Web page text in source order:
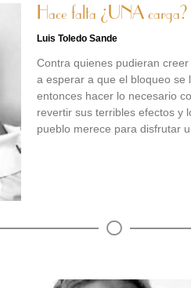
Hace falta ¿UNA carga?
Luis Toledo Sande
Contra quienes pudieran
a esperar a que el bloqueo se
entonces hacer lo necesario
revertir sus terribles efectos y
pueblo merece para disfrutar